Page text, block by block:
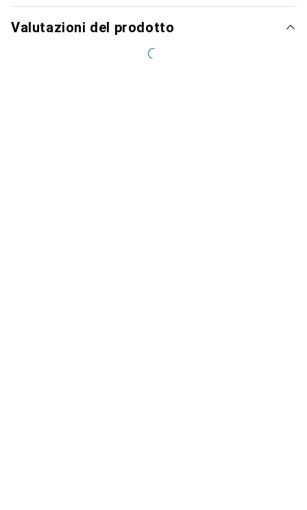
Valutazioni del prodotto